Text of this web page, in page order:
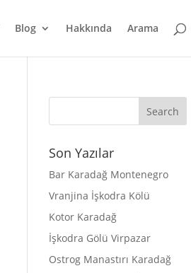
Blog Hakkında Arama
Son Yazılar
Bar Karadağ Montenegro
Vranjina İşkodra Kölü
Kotor Karadağ
İşkodra Gölü Virpazar
Ostrog Manastırı Karadağ